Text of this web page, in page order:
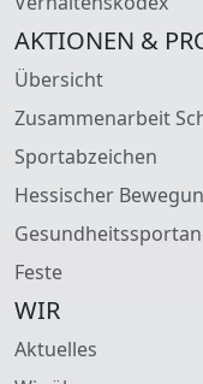
AKTIONEN &
Übersicht
Zusammenarbeit
Sportabzeichen
Hessischer
Feste
WIR
Aktuelles